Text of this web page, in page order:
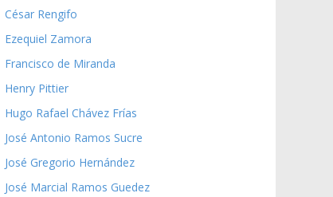
César Rengifo
Ezequiel Zamora
Francisco de Miranda
Henry Pittier
Hugo Rafael Chávez Frías
José Antonio Ramos Sucre
José Gregorio Hernández
José Marcial Ramos Guedez